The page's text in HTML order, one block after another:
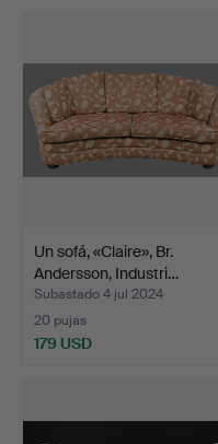
Un sofá, «Claire», Br.
Andersson, Industri…
Subastado 4 jul 2024
20 pujas
179 USD